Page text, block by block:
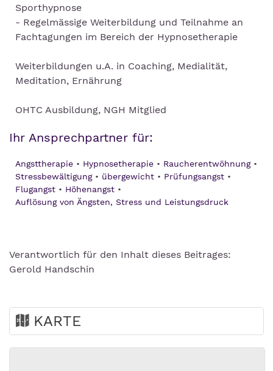
Sporthypnose
- Regelmässige Weiterbildung und Teilnahme an
Fachtagungen im Bereich der Hypnosetherapie
Weiterbildungen u.A. in Coaching, Medialität,
Meditation, Ernährung
OHTC Ausbildung, NGH Mitglied
Ihr Ansprechpartner für:
Angsttherapie Hypnosetherapie
Raucherentwöhnung
Stressbewältigung
übergewicht
Prüfungsangst
Flugangst
Höhenangst
Auflösung von Ängsten, Stress und Leistungsdruck
Verantwortlich für den Inhalt dieses Beitrages:
Gerold Handschin
KARTE